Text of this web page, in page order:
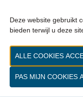
Woensdag
Donderdag
gps:
Deze website gebruikt
bieden terwijl u deze